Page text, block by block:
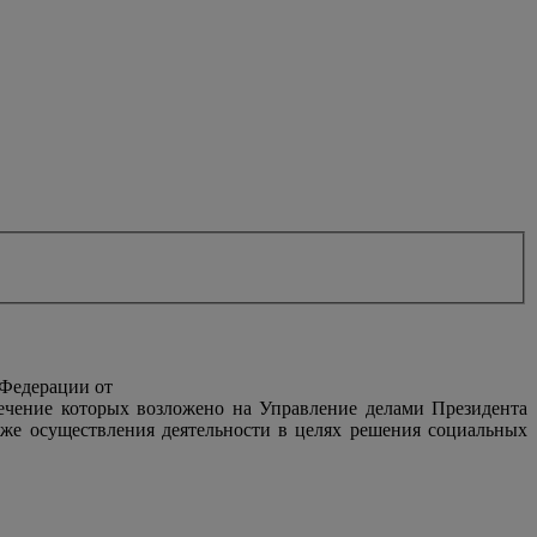
от
которых возложено на Управление делами Президента
осуществления деятельности в целях решения социальных